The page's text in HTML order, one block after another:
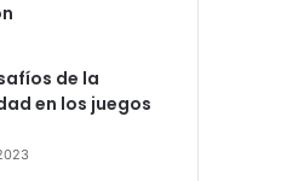
de la
en los juegos